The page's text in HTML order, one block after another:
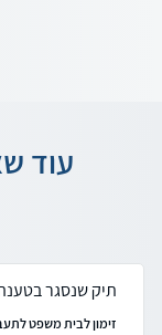
עוד
תיק שנסגר
זימון לבית משפט